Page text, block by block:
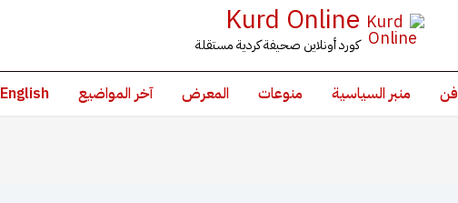
Kurd Online
كورد أونلاين صحيفة كردية مستقلة
منبر السياسية منوعات المعرض آخر المواضيع English